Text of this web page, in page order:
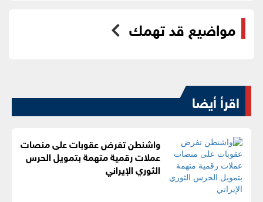
مواضيع قد تهمك
اقرأ أيضا
واشنطن تفرض عقوبات على منصات
عملات رقمية متهمة بتمويل الحرس
الثوري الإيراني